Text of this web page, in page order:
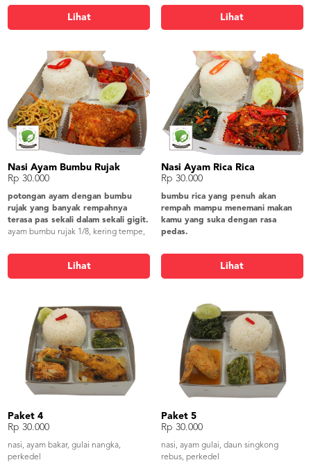
sambel, krupuk
Lihat Lihat
Nasi Ayam Bumbu Rujak
Rp 30.000
potongan ayam dengan bumbu
rujak yang banyak rempahnya
terasa pas sekali dalam sekali gigit.
ayam bumbu rujak 1/8, kering tempe,
krupuk
Lihat
Nasi Ayam Rica Rica
Rp 30.000
bumbu rica yang penuh akan
rempah mampu menemani makan
kamu yang suka dengan rasa
pedas.
singkong, bakwan jagung, lalap timun,
Lihat
Paket 4
Rp 30.000
nasi, ayam bakar, gulai nangka,
perkedel
Paket 5
Rp 30.000
nasi, ayam gulai, daun singkong
rebus, perkedel